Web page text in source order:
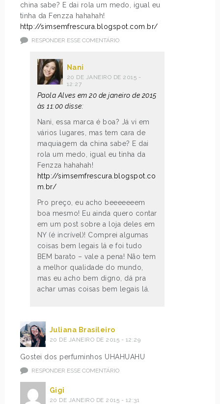
china sabe? E dai rola um medo, igual eu
tinha da Fenzza hahahah!
http://simsemfrescura.blogspot.com.br/
RESPONDER ESSE COMENTÁRIO
Nani
20 DE JANEIRO DE 2015 -
12:27
Paola Alves em 20 de janeiro de 2015
às 11:00 disse:
Nani, essa marca é boa? Já vi em
vários lugares, mas tem cara de
maquiagem da china sabe? E dai
rola um medo, igual eu tinha da
Fenzza hahahah!
http://simsemfrescura.blogspot.co
m.br/
Pro preço, eu acho beeeeeeem
boa mesmo! Eu ainda quero contar
em um post sobre a loja deles em
NY (é incrível)! Comprei algumas
coisas bem legais lá e foi tudo
BEM barato – vale a pena! Não tem
a melhor qualidade do mundo,
mas eu acho bem digno, dá pra
achar umas coisas bem legais lá.
Juliana Brasileiro
20 DE JANEIRO DE 2015 - 12:29
Gostei dos perfuminhos UHAHUAHU
RESPONDER ESSE COMENTÁRIO
Gigi
20 DE JANEIRO DE 2015 - 12:31